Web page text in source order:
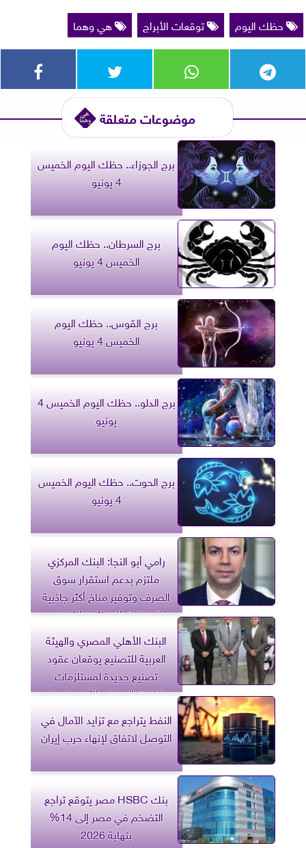
حظك اليوم
توقعات الأبراج هي وهما
موضوعات متعلقة
برج الجوزاء.. حظك اليوم الخميس
4 يونيو
برج السرطان.. حظك اليوم
الخميس 4 يونيو
برج القوس.. حظك اليوم
الخميس 4 يونيو
برج الدلو.. حظك اليوم الخميس 4
يونيو
برج الحوت.. حظك اليوم الخميس
4 يونيو
رامي أبو النجا: البنك المركزي
ملتزم بدعم استقرار سوق
الصرف وتوفير مناخ أكثر جاذبية
لتدفقات الاستثمار الأجنبي
البنك الأهلي المصري والهيئة
العربية للتصنيع يوقعان عقود
تصنيع جديدة لمستلزمات
ماكينات الصراف الآلي وتصنيع
النفط يتراجع مع تزايد الآمال في
التوصل لاتفاق لإنهاء حرب إيران
بنك HSBC مصر يتوقع تراجع
التضخم في مصر إلى 14%
بنهاية 2026